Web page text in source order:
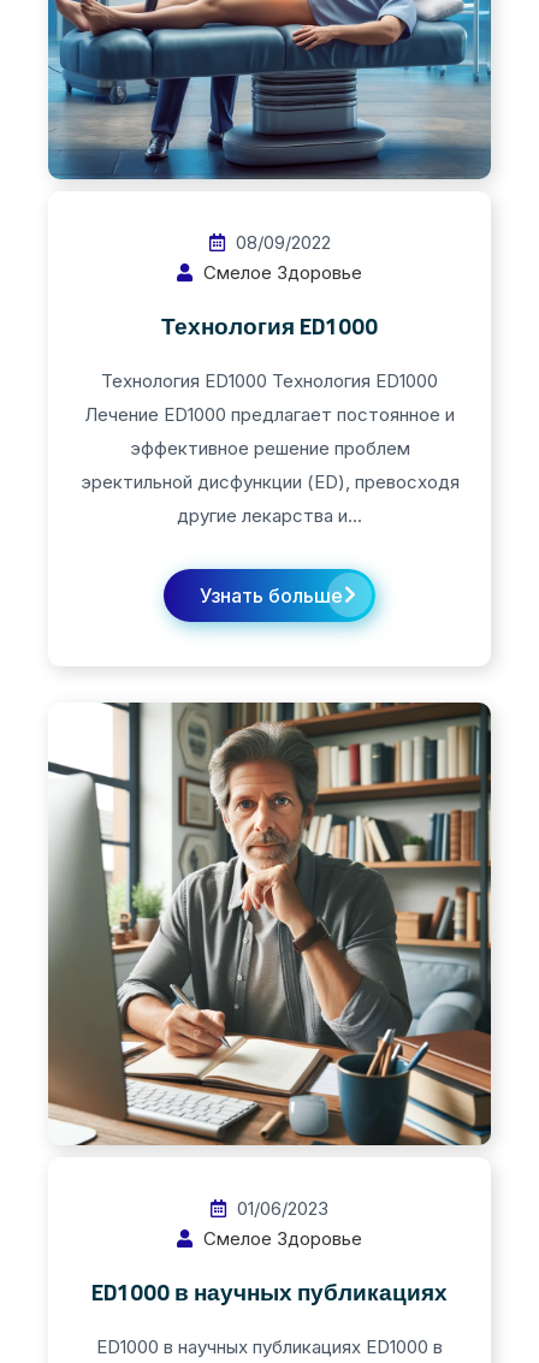
08/09/2022
Смелое Здоровье
Технология ED1000
Технология ED1000 Технология ED1000​
Лечение ED1000 предлагает постоянное и
эффективное решение проблем
эректильной дисфункции (ED), превосходя
другие лекарства и...
Узнать больше
01/06/2023
Смелое Здоровье
ED1000 в научных публикациях
ED1000 в научных публикациях​ ED1000 в